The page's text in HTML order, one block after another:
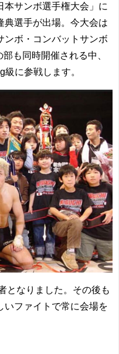
本サンボ選手権大会」に
典選手が出場。今大会は
ンボ・コンバットサンボ
も同時開催される中、
に参戦します。
となりました。その後も
いファイトで常に会場を